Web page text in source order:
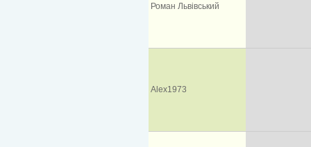
Роман Львівський
Alex1973